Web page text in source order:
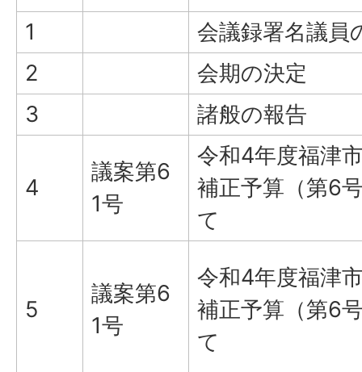
1
会議録署名議員
2
会期の決定
3
諸般の報告
4
議案第6
1号
令和4年度福津
補正予算（第6
て
5
議案第6
1号
令和4年度福津
補正予算（第6
て